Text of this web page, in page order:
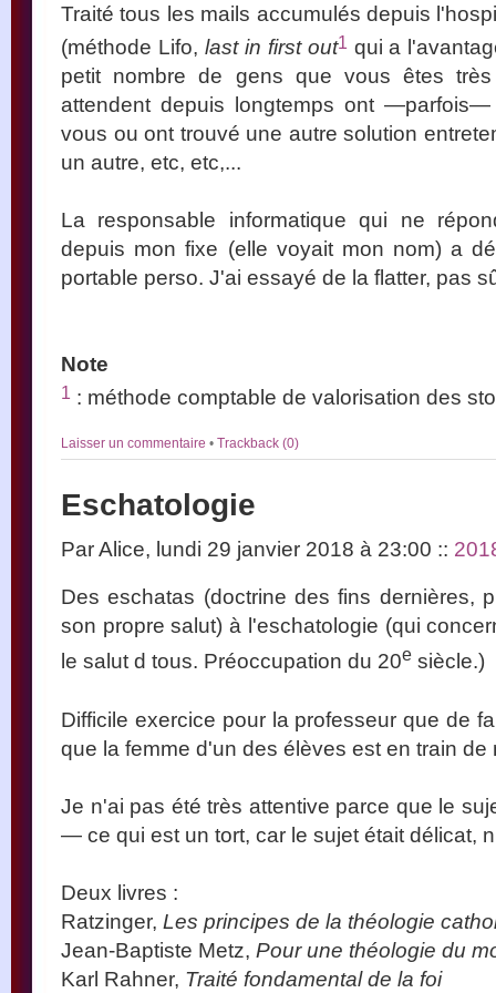
Traité tous les mails accumulés depuis
(méthode Lifo, last in first out1 qui a
petit nombre de gens que vous êtes
attendent depuis longtemps ont
vous ou ont trouvé une autre solution
un autre, etc, etc,...
La responsable informatique qui ne
depuis mon fixe (elle voyait mon nom) a
portable perso. J'ai essayé de la flatter, pas
Note
1 : méthode comptable de valorisation des
Laisser un commentaire • Trackback (0)
Eschatologie
Par Alice, lundi 29 janvier 2018 à 23:00 ::
Des eschatas (doctrine des fins dernières,
son propre salut) à l'eschatologie (qui
le salut d tous. Préoccupation du 20e siècle.)
Difficile exercice pour la professeur que de
que la femme d'un des élèves est en train de
Je n'ai pas été très attentive parce que le
— ce qui est un tort, car le sujet était délicat,
Deux livres :
Ratzinger, Les principes de la théologie
Jean-Baptiste Metz, Pour une théologie du
Karl Rahner, Traité fondamental de la foi